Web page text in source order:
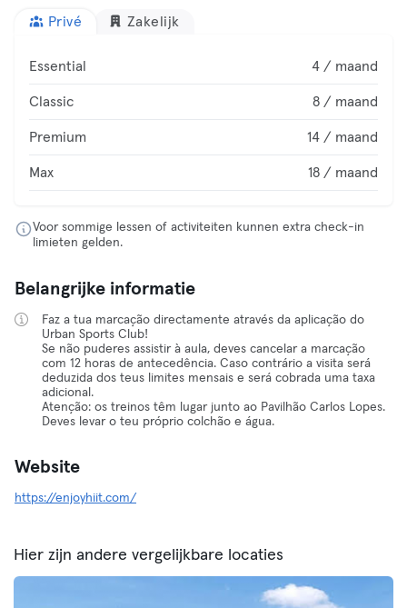
Privé Zakelijk
Essential 4 / maand
Classic 8 / maand
Premium 14 / maand
Max 18 / maand
Voor sommige lessen of activiteiten kunnen extra check-in
limieten gelden.
Belangrijke informatie
Faz a tua marcação directamente através da aplicação do
Urban Sports Club!
Se não puderes assistir à aula, deves cancelar a marcação
com 12 horas de antecedência. Caso contrário a visita será
deduzida dos teus limites mensais e será cobrada uma taxa
adicional.
Atenção: os treinos têm lugar junto ao Pavilhão Carlos Lopes.
Deves levar o teu próprio colchão e água.
Website
https://enjoyhiit.com/
Hier zijn andere vergelijkbare locaties